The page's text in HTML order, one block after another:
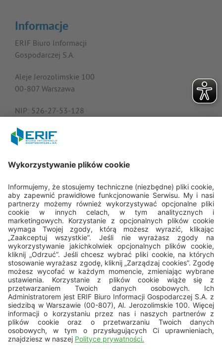
Informacje
ERIF Biuro Informacji
Gospodarczej S.A.
Aleje Jerozolimskie 100
00-807 Warszawa
NIP: 526-27-53-128
REGON: 015613573
22 594 25 15
Pn - Pt: 8.00 - 16.00
bok@erif.pl